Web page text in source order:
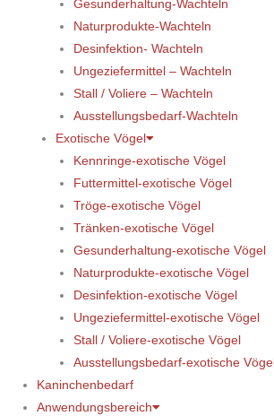
Gesunderhaltung-Wachteln
Naturprodukte-Wachteln
Desinfektion- Wachteln
Ungeziefermittel – Wachteln
Stall / Voliere – Wachteln
Ausstellungsbedarf-Wachteln
Exotische Vögel
Kennringe-exotische Vögel
Futtermittel-exotische Vögel
Tröge-exotische Vögel
Tränken-exotische Vögel
Gesunderhaltung-exotische Vögel
Naturprodukte-exotische Vögel
Desinfektion-exotische Vögel
Ungeziefermittel-exotische Vögel
Stall / Voliere-exotische Vögel
Ausstellungsbedarf-exotische Vögel
Kaninchenbedarf
Anwendungsbereich